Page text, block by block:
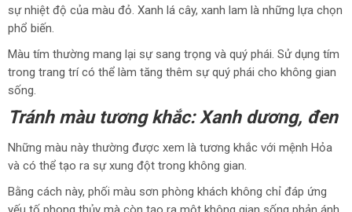
sự nhiệt độ của màu đỏ. Xanh lá cây, xanh lam là những lựa chọn
phổ biến.
Màu tím thường mang lại sự sang trọng và quý phái. Sử dụng tím
trong trang trí có thể làm tăng thêm sự quý phái cho không gian
sống.
Tránh màu tương khắc: Xanh dương, đen
Những màu này thường được xem là tương khắc với mệnh Hỏa
và có thể tạo ra sự xung đột trong không gian.
Bằng cách này, phối màu sơn phòng khách không chỉ đáp ứng